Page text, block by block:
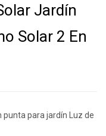
Jardín
Solar 2 En
punta para jardín Luz de